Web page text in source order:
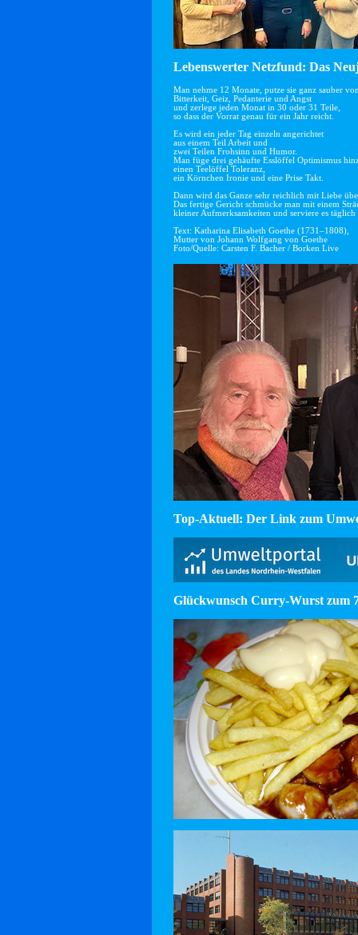
Lebenswerter Netzfund: Das
Man nehme 12 Monate, putze sie ganz sauber
Bitterkeit, Geiz, Pedanterie und Angst
und zerlege jeden Monat in 30 oder 31 Teile,
so dass der Vorrat genau für ein Jahr reicht.
Es wird ein jeder Tag einzeln angerichtet
aus einem Teil Arbeit und
zwei Teilen Frohsinn und Humor.
Man füge drei gehäufte Esslöffel Optimismus
einen Teelöffel Toleranz,
ein Körnchen Ironie und eine Prise Takt.
Dann wird das Ganze sehr reichlich mit Liebe
Das fertige Gericht schmücke man mit einem
kleiner Aufmerksamkeiten und serviere es
Text: Katharina Elisabeth Goethe (1731–1808),
Mutter von Johann Wolfgang von Goethe
Foto/Quelle: Carsten F. Bacher / Borken Live
Top-Aktuell: Der Link zum
Glückwunsch Curry-Wurst zum